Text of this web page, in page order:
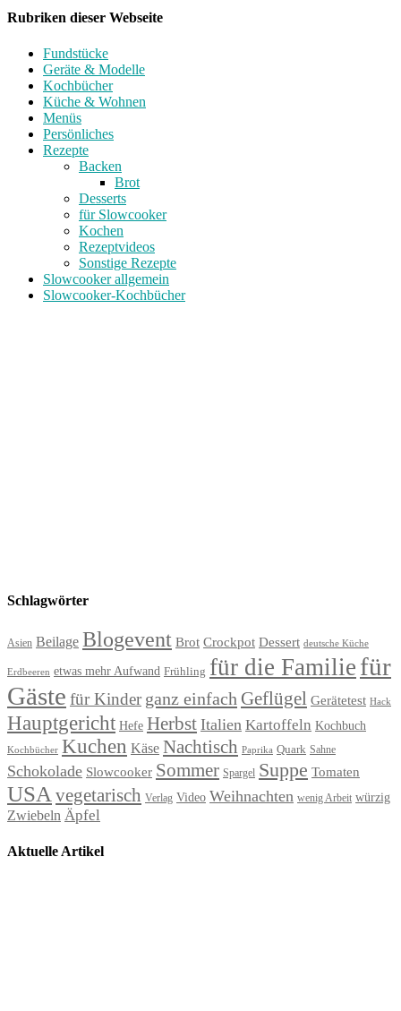
Rubriken dieser Webseite
Fundstücke
Geräte & Modelle
Kochbücher
Küche & Wohnen
Menüs
Persönliches
Rezepte
Backen
Brot
Desserts
für Slowcooker
Kochen
Rezeptvideos
Sonstige Rezepte
Slowcooker allgemein
Slowcooker-Kochbücher
Schlagwörter
Asien Beilage Blogevent Brot Crockpot Dessert deutsche Küche
Erdbeeren etwas mehr Aufwand Frühling für die Familie für
Gäste für Kinder ganz einfach Geflügel Gerätetest Hack
Hauptgericht Hefe Herbst Italien Kartoffeln Kochbuch
Kochbücher Kuchen Käse Nachtisch Paprika Quark Sahne
Schokolade Slowcooker Sommer Spargel Suppe Tomaten
USA vegetarisch Verlag Video Weihnachten wenig Arbeit würzig
Zwiebeln Äpfel
Aktuelle Artikel